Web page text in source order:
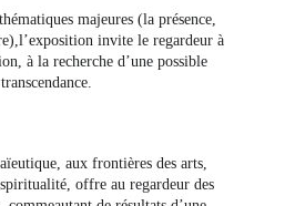
majeures (la présence,
invite le regardeur à
à la recherche d’une possible
transcendance.
spiritualité, offre au regardeur des